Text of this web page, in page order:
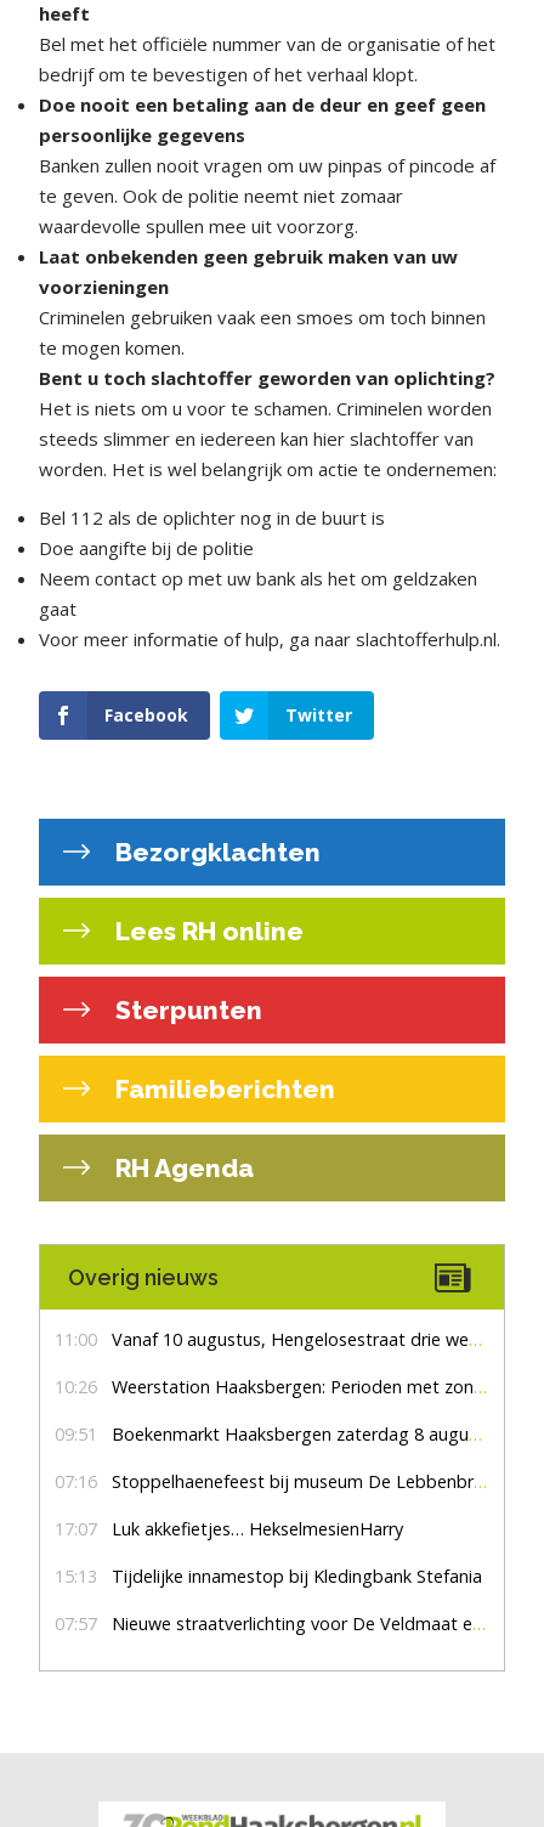
heeft
Bel met het officiële nummer van de organisatie of het
bedrijf om te bevestigen of het verhaal klopt.
Doe nooit een betaling aan de deur en geef geen
persoonlijke gegevens
Banken zullen nooit vragen om uw pinpas of pincode af
te geven. Ook de politie neemt niet zomaar
waardevolle spullen mee uit voorzorg.
Laat onbekenden geen gebruik maken van uw
voorzieningen
Criminelen gebruiken vaak een smoes om toch binnen
te mogen komen.
Bent u toch slachtoffer geworden van oplichting?
Het is niets om u voor te schamen. Criminelen worden
steeds slimmer en iedereen kan hier slachtoffer van
worden. Het is wel belangrijk om actie te ondernemen:
Bel 112 als de oplichter nog in de buurt is
Doe aangifte bij de politie
Neem contact op met uw bank als het om geldzaken
gaat
Voor meer informatie of hulp, ga naar slachtofferhulp.nl.
Facebook Twitter
Bezorgklachten
Lees RH online
Sterpunten
Familieberichten
RH Agenda
Overig nieuws
11:00 Vanaf 10 augustus, Hengelosestraat drie weken dicht voor doorgaand verkeer
10:26 Weerstation Haaksbergen: Perioden met zon en droog
09:51 Boekenmarkt Haaksbergen zaterdag 8 augustus, marktplein Haaksbergen
07:16 Stoppelhaenefeest bij museum De Lebbenbrugge
17:07 Luk akkefietjes… HekselmesienHarry
15:13 Tijdelijke innamestop bij Kledingbank Stefania
07:57 Nieuwe straatverlichting voor De Veldmaat en De Pas